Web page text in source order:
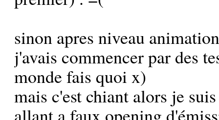
sinon apres niveau
j'avais commencer par des
monde fais quoi x)
mais c'est chiant alors je
allant a faux opening